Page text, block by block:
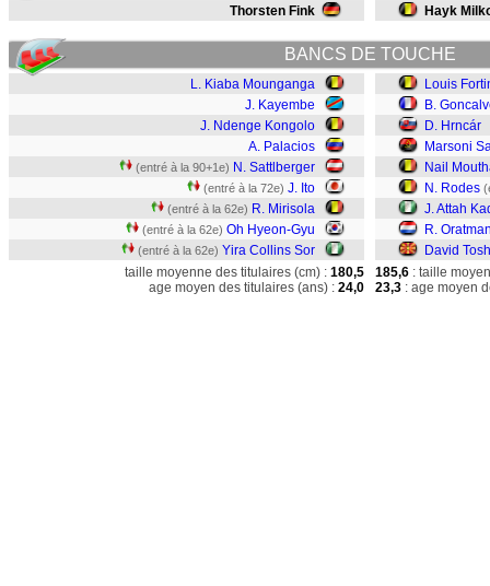
Thorsten Fink Hayk
BANCS DE TOUCHE
L. Kiaba Mounganga
J. Kayembe
J. Ndenge Kongolo
A. Palacios
(entré à la 90+1e) N. Sattlberger
(entré à la 72e) J. Ito
(entré à la 62e) R. Mirisola
(entré à la 62e) Oh Hyeon-Gyu
(entré à la 62e) Yira Collins Sor
Louis
B.
D. Hrncár
Marsoni
Nail
N. Rodes
J. Attah
R.
David
taille moyenne des titulaires (cm) : 180,5
age moyen des titulaires (ans) : 24,0
185,6 : taille
23,3 : age moyen